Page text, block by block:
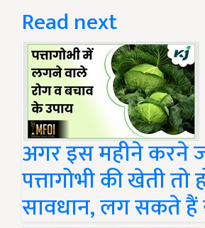
Read next
अगर इस महीने करने
पत्तागोभी की खेती तो
सावधान, लग सकते हैं